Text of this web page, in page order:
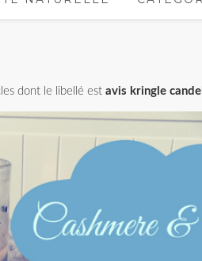
dont le libellé estavis kringle candel